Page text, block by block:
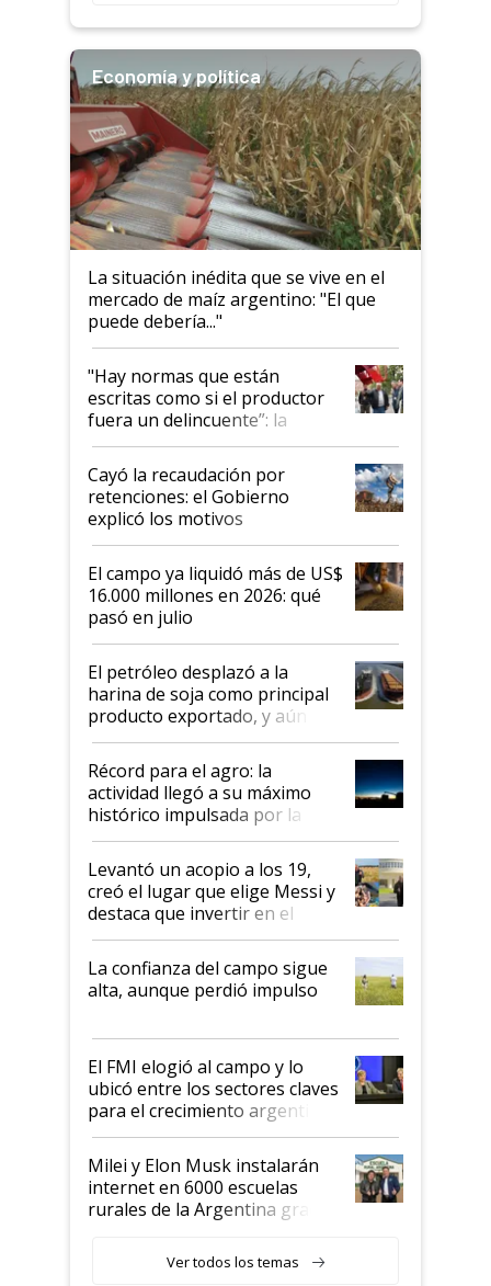
Economía y política
La situación inédita que se vive en el
mercado de maíz argentino: "El que
puede debería..."
"Hay normas que están
escritas como si el productor
fuera un delincuente”: la
desregulación llegó al
Congreso Aapresid y hasta se
habló del financiamiento al
IPCVA
Cayó la recaudación por
retenciones: el Gobierno
explicó los motivos
El campo ya liquidó más de US$
16.000 millones en 2026: qué
pasó en julio
El petróleo desplazó a la
harina de soja como principal
producto exportado, y aún así
el agro aportó casi seis de cada
diez dólares y sostuvo el
liderazgo en un semestre
récord
Récord para el agro: la
actividad llegó a su máximo
histórico impulsada por la
cosecha y las exportaciones
Levantó un acopio a los 19,
creó el lugar que elige Messi y
destaca que invertir en el
kirchnerismo era como "darle
plata a un hijo para droga":
Juan Félix Rossetti, el libertario
que de una dura crisis salió
de Milei
La confianza del campo sigue
alta, aunque perdió impulso
El FMI elogió al campo y lo
ubicó entre los sectores claves
para el crecimiento argentino
Milei y Elon Musk instalarán
internet en 6000 escuelas
rurales de la Argentina gracias
Ver todos los temas